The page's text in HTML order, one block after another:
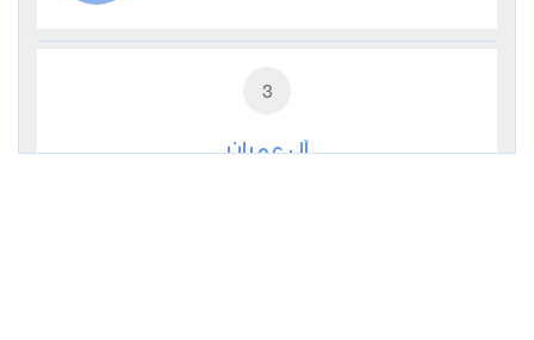
3
آل عمران